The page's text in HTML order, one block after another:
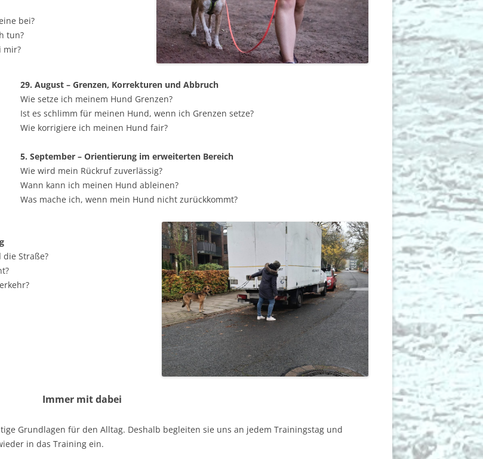
bei?
tun?
mir?
29. August – Grenzen, Korrekturen und Abbruch
Wie setze ich meinem Hund Grenzen?
Ist es schlimm für meinen Hund, wenn ich Grenzen setze?
Wie korrigiere ich meinen Hund fair?
5. September – Orientierung im erweiterten Bereich
Wie wird mein Rückruf zuverlässig?
Wann kann ich meinen Hund ableinen?
Was mache ich, wenn mein Hund nicht zurückkommt?
Straße?
Immer mit dabei
Grundlagen für den Alltag. Deshalb begleiten sie uns an jedem Trainingstag und
in das Training ein.